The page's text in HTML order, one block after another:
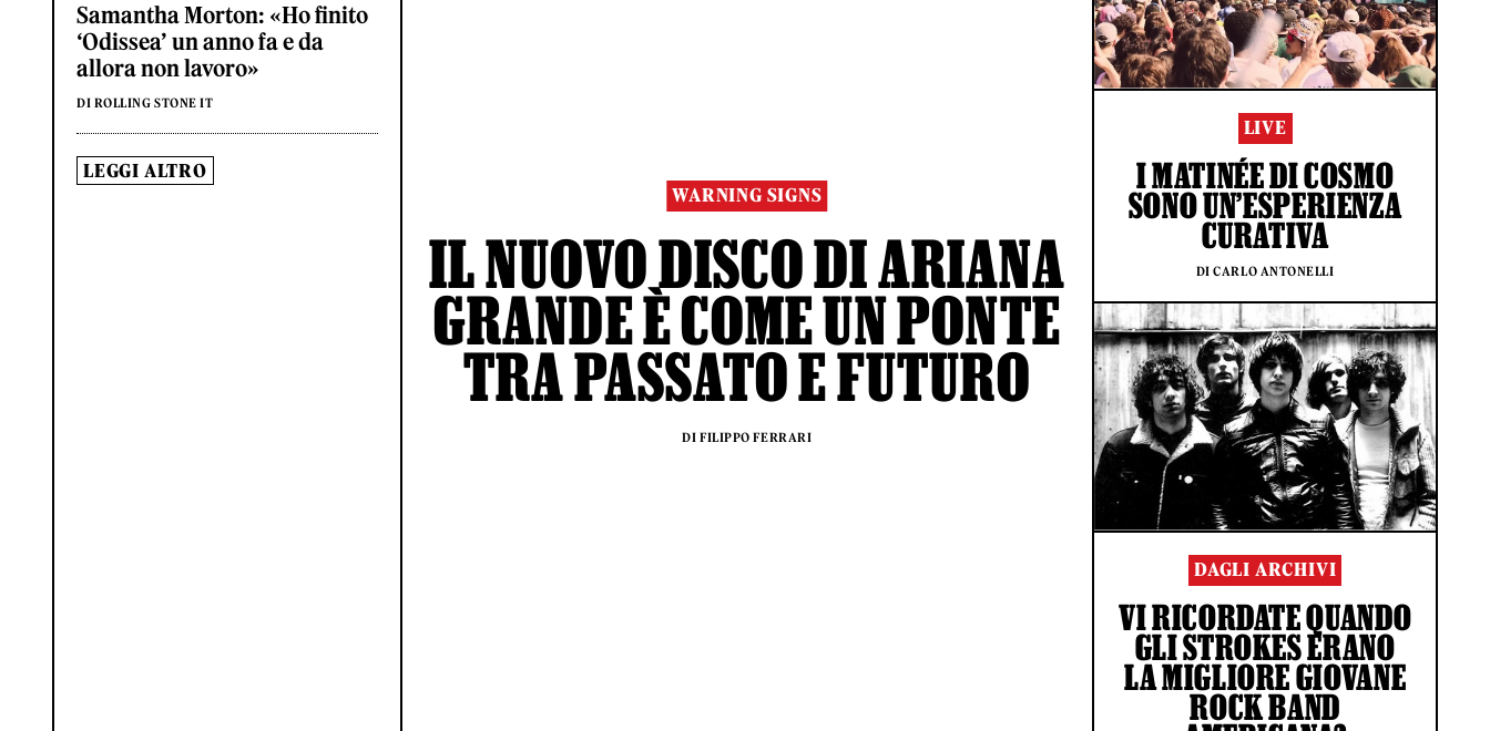
Samantha Morton: «Ho finito
‘Odissea’ un anno fa e da
allora non lavoro»
DI ROLLING STONE IT
LEGGI ALTRO
WARNING SIGNS
IL NUOVO DISCO DI ARIANA
GRANDE È COME UN PONTE
TRA PASSATO E FUTURO
DI FILIPPO FERRARI
LIVE
I MATINÉE DI COSMO
SONO UN’ESPERIENZA
CURATIVA
DI CARLO ANTONELLI
DAGLI ARCHIVI
VI RICORDATE QUANDO
GLI STROKES ERANO
LA MIGLIORE GIOVANE
ROCK BAND